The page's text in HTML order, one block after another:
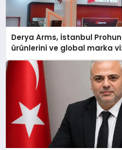
Derya Arms, İstanbul
ürünlerini ve global marka